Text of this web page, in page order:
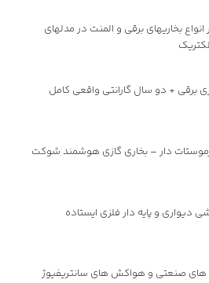
بخاریهای برقی و المنت در مدلهای
برقی + دو سال گارانتی واقعی کامل
دار – بخاری گازی هوشمند شوکت
دیواری و پایه دار فلزی ایستاده
های صنعتی و هواکش های سانتریفیوژ